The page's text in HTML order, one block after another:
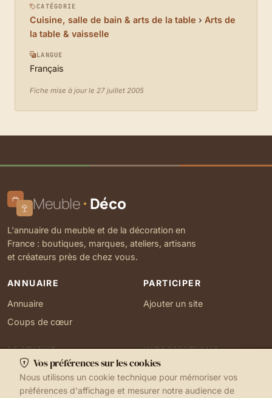
CATÉGORIE
Cuisine, salle de bain & arts de la table › Arts de
la table & vaisselle
LANGUE
Français
Fiche mise à jour le 27 juillet 2005
Meuble Déco
L'annuaire du meuble et de la décoration en
France : boutiques, marques, ateliers, artisans
et créateurs près de chez vous.
ANNUAIRE
Annuaire
Coups de cœur
PARTICIPER
Ajouter un site
PRATIQUE
Ma localisation
Gérer mes cookies
INFORMATIONS
Contact
Vos préférences sur les cookies
Nous utilisons un cookie technique pour mémoriser vos
préférences d'affichage et mesurer notre audience de